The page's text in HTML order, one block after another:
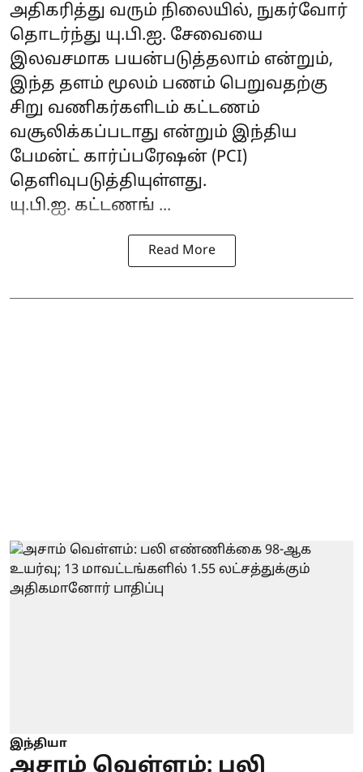
அதிகரித்து வரும் நிலையில், நுகர்வோர்
தொடர்ந்து யு.பி.ஐ. சேவையை
இலவசமாக பயன்படுத்தலாம் என்றும்,
இந்த தளம் மூலம் பணம் பெறுவதற்கு
சிறு வணிகர்களிடம் கட்டணம்
வசூலிக்கப்படாது என்றும் இந்திய
பேமன்ட் கார்ப்பரேஷன் (PCI)
தெளிவுபடுத்தியுள்ளது.
யு.பி.ஐ. கட்டணங் ...
Read More
இந்தியா